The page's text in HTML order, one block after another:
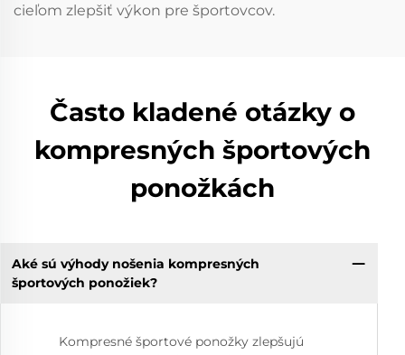
cieľom zlepšiť výkon pre športovcov.
Často kladené otázky o
kompresných športových
ponožkách
Aké sú výhody nošenia kompresných
športových ponožiek?
Kompresné športové ponožky zlepšujú